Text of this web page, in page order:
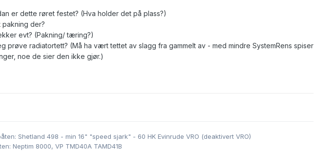
er dette røret festet? (Hva holder det på plass?)
pakning der?
evt? (Pakning/ tæring?)
prøve radiatortett? (Må ha vært tettet av slagg fra gammelt av - med mindre SystemRens spiser
noe de sier den ikke gjør.)
Shetland 498 - min 16" "speed sjark" - 60 HK Evinrude VRO (deaktivert VRO)
Neptim 8000, VP TMD40A TAMD41B